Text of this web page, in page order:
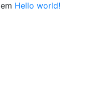
em Hello world!